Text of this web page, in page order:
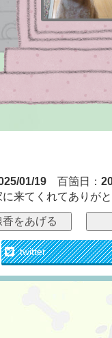
01/19 百箇日：
来てくれてあり
香をあげる
twitter